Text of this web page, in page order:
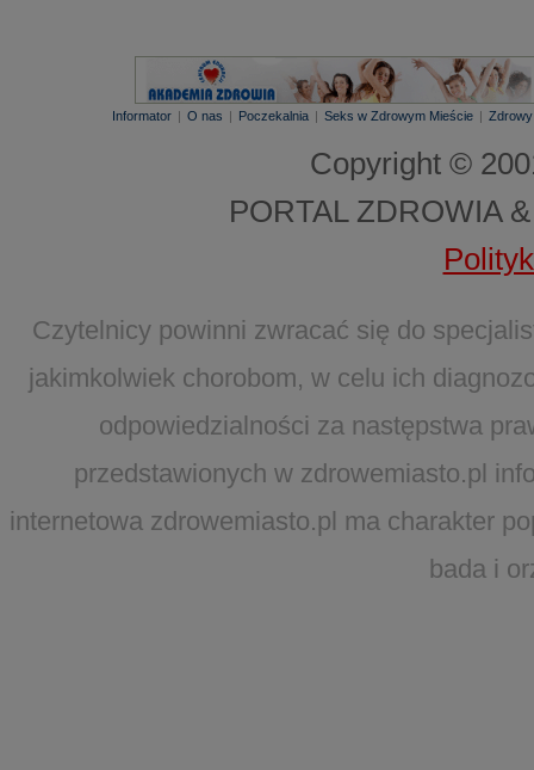
Informator | O nas | Poczekalnia | Seks w Zdrowym Mieście |
Copyright ©
PORTAL ZDROWIA
Czytelnicy powinni zwracać się do
jakimkolwiek chorobom, w celu ich
odpowiedzialności za następstwa
przedstawionych w zdrowemiasto.pl
internetowa zdrowemiasto.pl ma charakter
bada i